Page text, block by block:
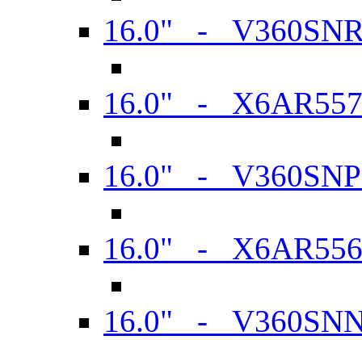
16.0" -
16.0" -
16.0" -
16.0" -
16.0" -